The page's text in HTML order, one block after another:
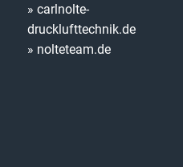
» carlnolte-
drucklufttechnik.de
» nolteteam.de